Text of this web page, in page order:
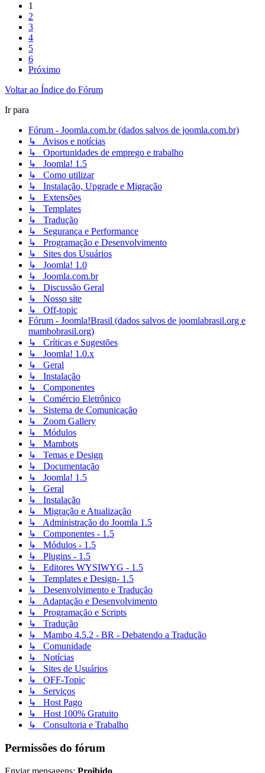
1
2
3
4
5
6
Próximo
Voltar ao Índice do Fórum
Ir para
Fórum - Joomla.com.br (dados salvos de joomla.com.br)
↳ Avisos e notícias
↳ Oportunidades de emprego e trabalho
↳ Joomla! 1.5
↳ Como utilizar
↳ Instalação, Upgrade e Migração
↳ Extensões
↳ Templates
↳ Tradução
↳ Segurança e Performance
↳ Programação e Desenvolvimento
↳ Sites dos Usuários
↳ Joomla! 1.0
↳ Joomla.com.br
↳ Discussão Geral
↳ Nosso site
↳ Off-topic
Fórum - Joomla!Brasil (dados salvos de joomlabrasil.org e
mambobrasil.org)
↳ Críticas e Sugestões
↳ Joomla! 1.0.x
↳ Geral
↳ Instalação
↳ Componentes
↳ Comércio Eletrônico
↳ Sistema de Comunicação
↳ Zoom Gallery
↳ Módulos
↳ Mambots
↳ Temas e Design
↳ Documentação
↳ Joomla! 1.5
↳ Geral
↳ Instalação
↳ Migração e Atualização
↳ Administração do Joomla 1.5
↳ Componentes - 1.5
↳ Módulos - 1.5
↳ Plugins - 1.5
↳ Editores WYSIWYG - 1.5
↳ Templates e Design- 1.5
↳ Desenvolvimento e Tradução
↳ Adaptação e Desenvolvimento
↳ Programação e Scripts
↳ Tradução
↳ Mambo 4.5.2 - BR - Debatendo a Tradução
↳ Comunidade
↳ Notícias
↳ Sites de Usuários
↳ OFF-Topic
↳ Serviços
↳ Host Pago
↳ Host 100% Gratuito
↳ Consultoria e Trabalho
Permissões do fórum
Enviar mensagens: Proibido